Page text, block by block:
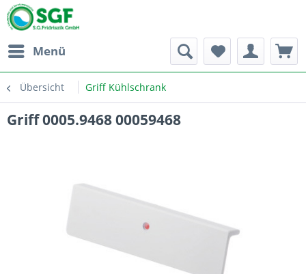
Menü
Übersicht Griff Kühlschrank
Griff 0005.9468 00059468